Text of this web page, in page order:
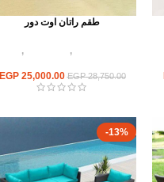
طقم راتان اوت دور
أثاث اوت دور, أطقم راتان,
EGP28,750.00
EGP25,000.00
-13%